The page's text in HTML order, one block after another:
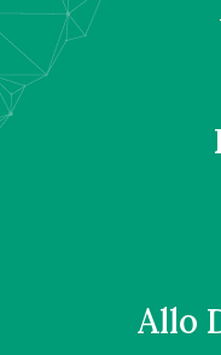
Allo